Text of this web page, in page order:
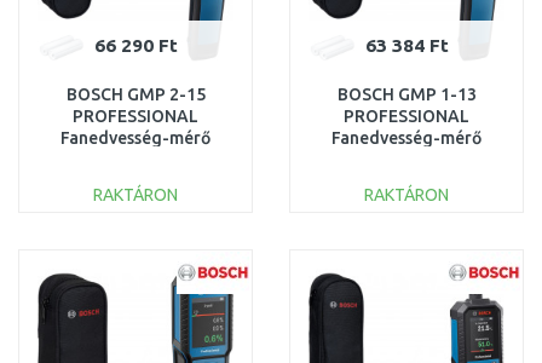
66 290 Ft
BOSCH GMP 2-15
PROFESSIONAL
Fanedvesség-mérő
RAKTÁRON
Összehasonlítás
63 384 Ft
BOSCH GMP 1-13
PROFESSIONAL
Fanedvesség-mérő
RAKTÁRON
Összehasonlítás